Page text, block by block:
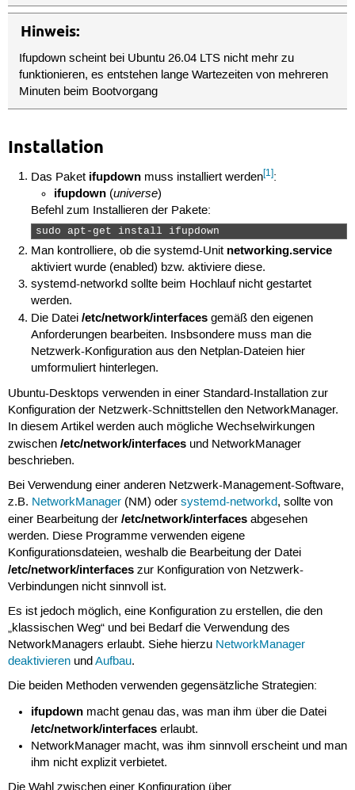
Hinweis:
Ifupdown scheint bei Ubuntu 26.04 LTS nicht mehr zu
funktionieren, es entstehen lange Wartezeiten von mehreren
Minuten beim Bootvorgang
Installation
Das Paket ifupdown muss installiert werden[1]:
ifupdown (universe)
Befehl zum Installieren der Pakete:
sudo apt-get install ifupdown
Man kontrolliere, ob die systemd-Unit networking.service
aktiviert wurde (enabled) bzw. aktiviere diese.
systemd-networkd sollte beim Hochlauf nicht gestartet
werden.
Die Datei/etc/network/interfaces gemäß den eigenen
Anforderungen bearbeiten. Insbsondere muss man die
Netzwerk-Konfiguration aus den Netplan-Dateien hier
umformuliert hinterlegen.
Ubuntu-Desktops verwenden in einer Standard-Installation zur
Konfiguration der Netzwerk-Schnittstellen den NetworkManager.
In diesem Artikel werden auch mögliche Wechselwirkungen
zwischen /etc/network/interfacesund NetworkManager
beschrieben.
Bei Verwendung einer anderen Netzwerk-Management-Software,
z.B. NetworkManager(NM) oder systemd-networkd, sollte von
einer Bearbeitung der /etc/network/interfacesabgesehen
werden. Diese Programme verwenden eigene
Konfigurationsdateien, weshalb die Bearbeitung der Datei
/etc/network/interfaceszur Konfiguration von Netzwerk-
Verbindungen nicht sinnvoll ist.
Es ist jedoch möglich, eine Konfiguration zu erstellen, die den
„klassischen Weg“ und bei Bedarf die Verwendung des
NetworkManagers erlaubt. Siehe hierzu NetworkManager
deaktivierenundAufbau.
Die beiden Methoden verwenden gegensätzliche Strategien:
ifupdown macht genau das, was man ihm über die Datei
/etc/network/interfaces erlaubt.
NetworkManager macht, was ihm sinnvoll erscheint und man
ihm nicht explizit verbietet.